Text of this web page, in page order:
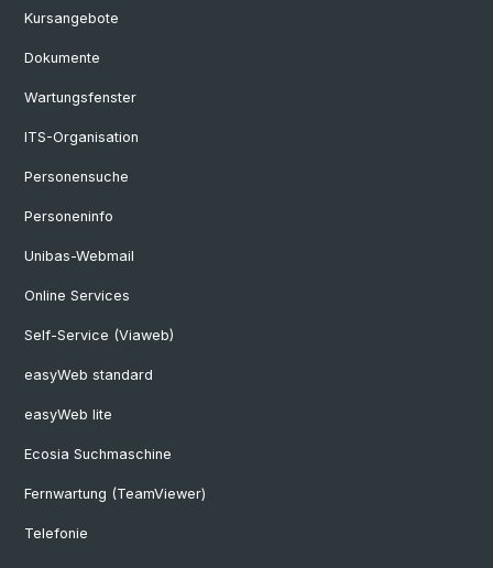
Kursangebote
Dokumente
Wartungsfenster
ITS-Organisation
Personensuche
Personeninfo
Unibas-Webmail
Online Services
Self-Service (Viaweb)
easyWeb standard
easyWeb lite
Ecosia Suchmaschine
Fernwartung (TeamViewer)
Telefonie